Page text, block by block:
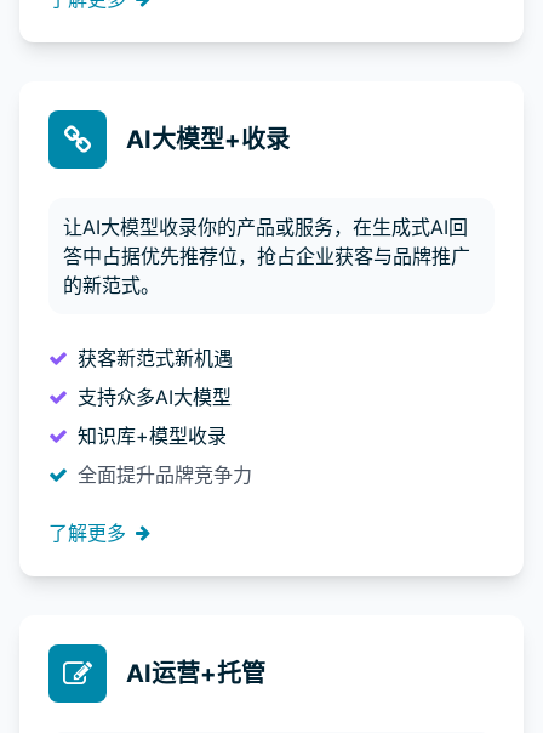
AI大模型+收录
让AI大模型收录你的产品或服务，在生成式AI回
答中占据优先推荐位，抢占企业获客与品牌推广
的新范式。
获客新范式新机遇
支持众多AI大模型
知识库+模型收录
全面提升品牌竞争力
了解更多
AI运营+托管